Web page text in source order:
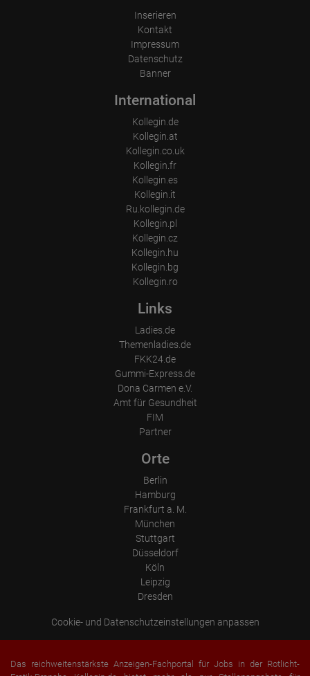
Inserieren
Kontakt
Impressum
Datenschutz
Banner
International
Kollegin.de
Kollegin.at
Kollegin.co.uk
Kollegin.fr
Kollegin.es
Kollegin.it
Ru.kollegin.de
Kollegin.pl
Kollegin.cz
Kollegin.hu
Kollegin.bg
Kollegin.ro
Links
Ladies.de
Themenladies.de
FKK24.de
Gummi-Express.de
Dona Carmen e.V.
Amt für Gesundheit
FIM
Partner
Orte
Berlin
Hamburg
Frankfurt a. M.
München
Stuttgart
Düsseldorf
Köln
Leipzig
Dresden
Cookie- und Datenschutzeinstellungen anpassen
Das reichweitenstärkste Anzeigen-Fachportal für Jobs in der Rotlicht-